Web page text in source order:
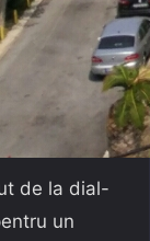
de la dial-
un